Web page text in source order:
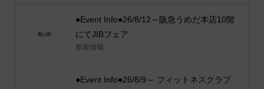
●Event Info●26/8/12～阪急うめだ本店10階
にてJIBフェア
新着情報
●Event Info●26/8/9～ フィットネスクラブ